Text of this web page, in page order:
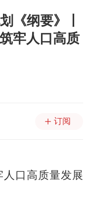
《纲要》丨
牢人口高质
订阅
人口高质量发展